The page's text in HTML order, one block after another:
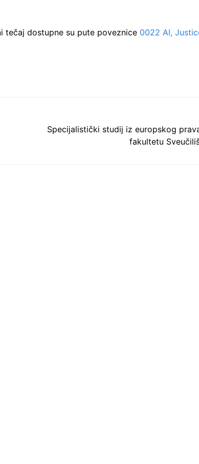
tečaj dostupne su pute poveznice 0022 AI,
Specijalistički studij iz europskog
fakultetu